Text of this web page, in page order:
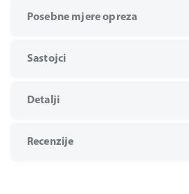
Posebne mjere opreza
Sastojci
Detalji
Recenzije